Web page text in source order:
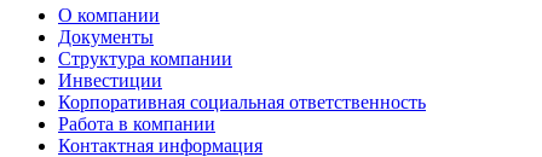
О компании
Документы
Структура компании
Инвестиции
Корпоративная социальная ответственность
Работа в компании
Контактная информация